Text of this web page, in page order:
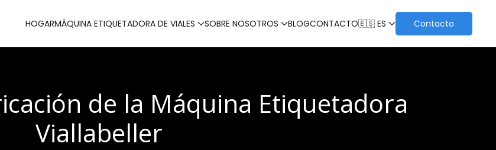
HOGARMÁQUINA ETIQUETADORA DE VIALES SOBRE NOSOTROS BLOGCONTACTO🇪🇸 ES Contacto
de la Máquina Etiquetadora
Viallabeller